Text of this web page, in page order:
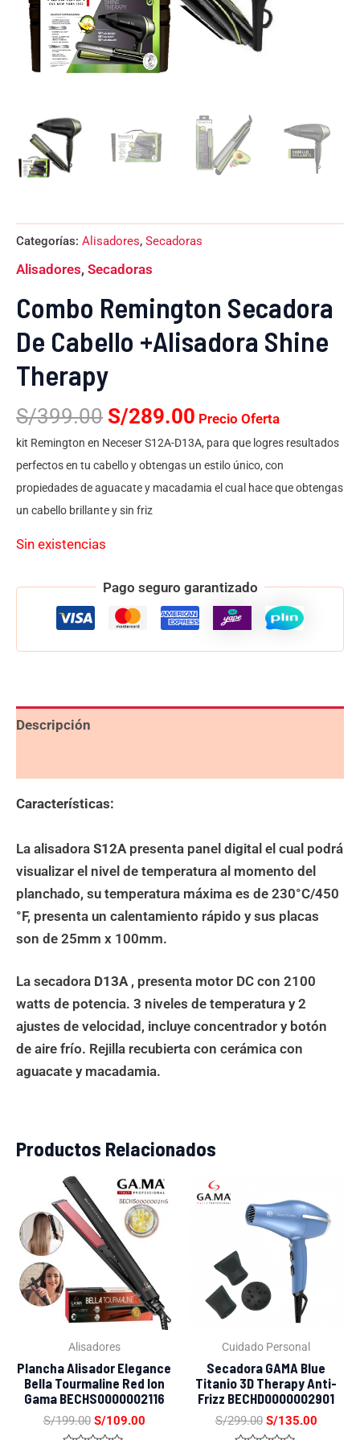
Categorías: Alisadores, Secadoras
Alisadores, Secadoras
Combo Remington Secadora
De Cabello +Alisadora Shine
Therapy
S/399.00 S/289.00 Precio Oferta
kit Remington en Neceser S12A-D13A, para que logres resultados
perfectos en tu cabello y obtengas un estilo único, con
propiedades de aguacate y macadamia el cual hace que obtengas
un cabello brillante y sin friz
Sin existencias
Pago seguro garantizado
Descripción
Características:
La alisadora S12A presenta panel digital el cual podrá
visualizar el nivel de temperatura al momento del
planchado, su temperatura máxima es de 230°C/450
°F, presenta un calentamiento rápido y sus placas
son de 25mm x 100mm.
La secadora D13A, presenta motor DC con 2100
watts de potencia. 3 niveles de temperatura y 2
ajustes de velocidad, incluye concentrador y botón
de aire frío. Rejilla recubierta con cerámica con
aguacate y macadamia.
Productos Relacionados
Alisadores
Plancha Alisador Elegance
Bella Tourmaline Red Ion
Gama BECHS0000002116
S/199.00
precio
original
era:
S/199.00.
S/109.00
El
precio
actual
es:
S/109.00.
Cuidado Personal
Secadora GAMA Blue
Titanio 3D Therapy Anti-
Frizz BECHD0000002901
S/299.00
original
era:
S/299.00.
S/135.00
actual
es:
S/